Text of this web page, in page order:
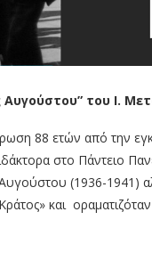
του Ι.
88 ετών από την
στο Πάντειο
(1936-1941)
και